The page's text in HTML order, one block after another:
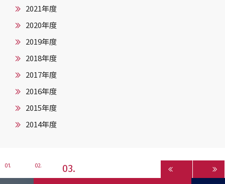
2021年度
2020年度
2019年度
2018年度
2017年度
2016年度
2015年度
2014年度
1 2 3